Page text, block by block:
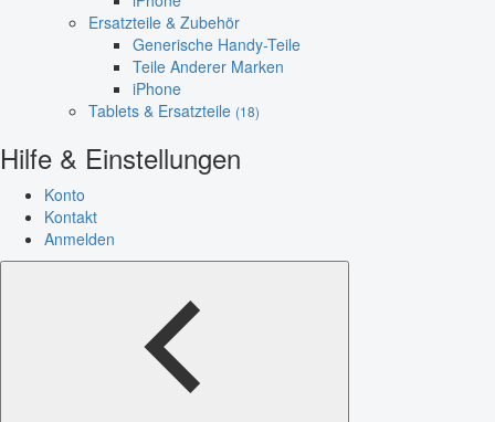
Ersatzteile & Zubehör
Generische Handy-Teile
Teile Anderer Marken
iPhone
Tablets & Ersatzteile (18)
Hilfe & Einstellungen
Konto
Kontakt
Anmelden